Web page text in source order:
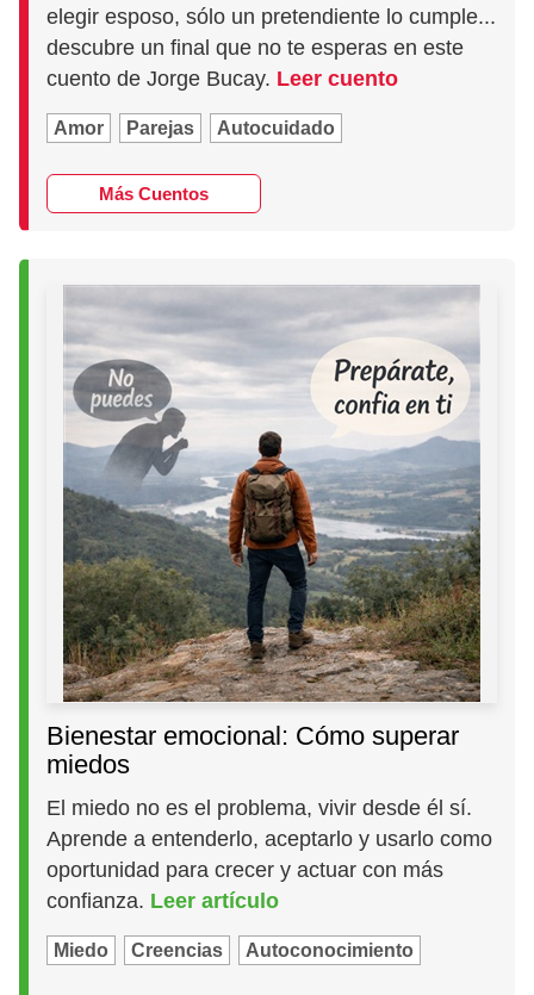
elegir esposo, sólo un pretendiente lo cumple...
descubre un final que no te esperas en este
cuento de Jorge Bucay. Leer cuento
Amor Parejas Autocuidado
Más Cuentos
Bienestar emocional: Cómo superar
miedos
El miedo no es el problema, vivir desde él sí.
Aprende a entenderlo, aceptarlo y usarlo como
oportunidad para crecer y actuar con más
confianza. Leer artículo
Miedo Creencias Autoconocimiento